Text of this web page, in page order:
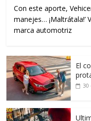
Con este aporte,
manejes… ¡Maltrátala!’
marca automotriz
El
30